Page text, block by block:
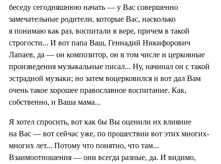
беседу сегодняшнюю начать — у Вас совершенно
замечательные родители, которые Вас, насколько
я понимаю как раз, воспитали в вере, причем в такой
строгости... И вот папа Ваш, Геннадий Никифорович
Лапаев, да — он композитор, он в том числе и церковные
произведения музыкальные писал... Ну, начинал он с такой
эстрадной музыки; но затем воцерковился и вот дал Вам
очень такое хорошее православное воспитание. Как,
собственно, и Ваша мама...
Я хотел спросить, вот как бы Вы оценили их влияние
на Вас — вот сейчас уже, по прошествии вот этих многих-
многих лет... Потому что понятно, что там...
Взаимоотношения — они всегда разные, да. И видимо,